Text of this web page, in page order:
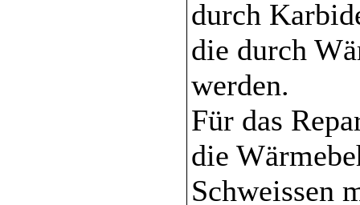
durch
die durch
werden.
Für das
die
Schweissen